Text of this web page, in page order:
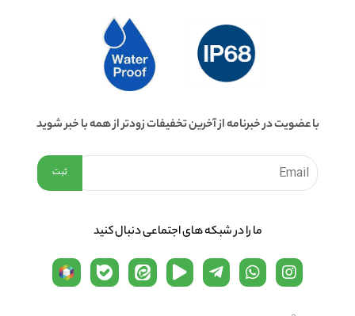
ما را در شبكه های اجتماعی دنبال کنید
با عضویت در خبرنامه از آخرین تخفیفات زودتر از همه با خبر شوید